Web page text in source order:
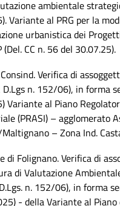
ambientale
Variante al PRG per la
urbanistica dei
(Del. CC n. 56 del 30.07.25).
Verifica di
n. 152/06), in forma
Variante al Piano
(PRASI) – agglomerato
– Zona Ind.
di Folignano. Verifica di
di Valutazione
n. 152/06), in forma
- della Variante al